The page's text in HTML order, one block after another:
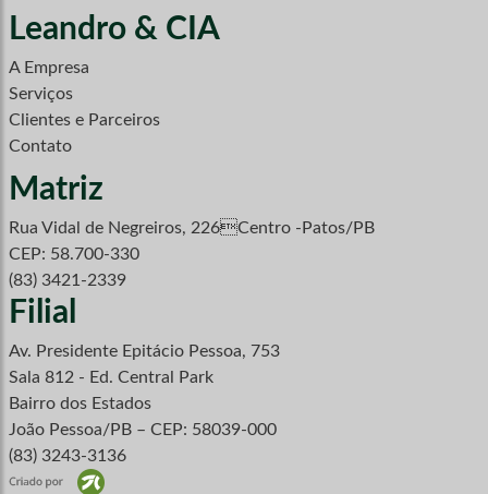
Leandro & CIA
A Empresa
Serviços
Clientes e Parceiros
Contato
Matriz
Rua Vidal de Negreiros, 226Centro -Patos/PB
CEP: 58.700-330
(83) 3421-2339
Filial
Av. Presidente Epitácio Pessoa, 753
Sala 812 - Ed. Central Park
Bairro dos Estados
João Pessoa/PB – CEP: 58039-000
(83) 3243-3136